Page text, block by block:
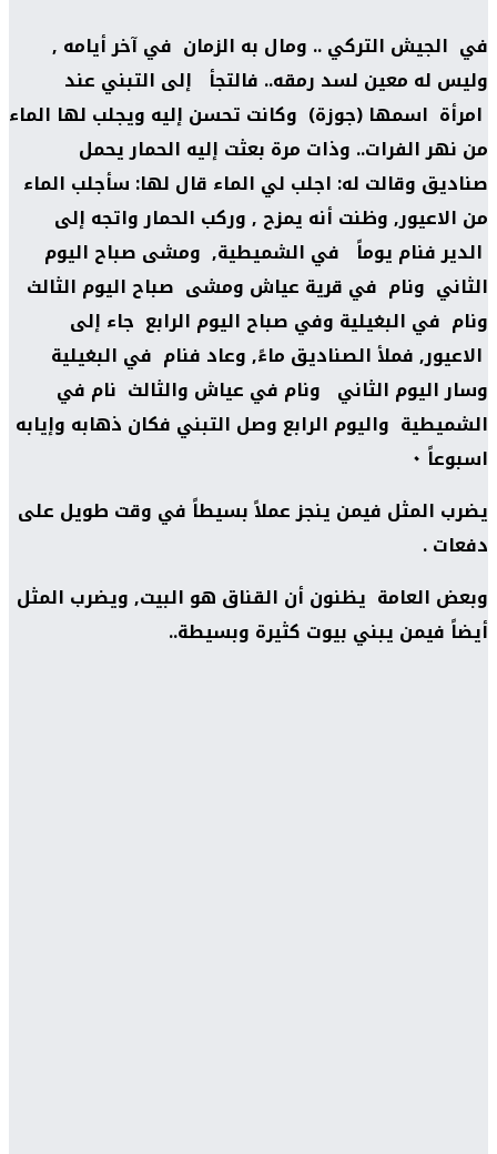
في الجيش التركي .. ومال به الزمان في آخر أيامه ,
وليس له معين لسد رمقه.. فالتجأ إلى التبني عند
امرأة اسمها (جوزة) وكانت تحسن إليه ويجلب لها الماء
من نهر الفرات.. وذات مرة بعثت إليه الحمار يحمل
صناديق وقالت له: اجلب لي الماء قال لها: سأجلب الماء
من الاعيور, وظنت أنه يمزح , وركب الحمار واتجه إلى
الدير فنام يوماً في الشميطية, ومشى صباح اليوم
الثاني ونام في قرية عياش ومشى صباح اليوم الثالث
ونام في البغيلية وفي صباح اليوم الرابع جاء إلى
الاعيور, فملأ الصناديق ماءً, وعاد فنام في البغيلية
وسار اليوم الثاني ونام في عياش والثالث نام في
الشميطية واليوم الرابع وصل التبني فكان ذهابه وإيابه
اسبوعاً ٠
يضرب المثل فيمن ينجز عملاً بسيطاً في وقت طويل على
دفعات .
وبعض العامة يظنون أن القناق هو البيت, ويضرب المثل
أيضاً فيمن يبني بيوت كثيرة وبسيطة..